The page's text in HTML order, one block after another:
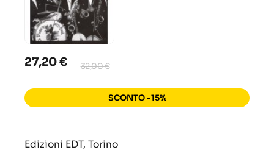
27,20 € 32,00 €
SCONTO -15%
Edizioni EDT, Torino